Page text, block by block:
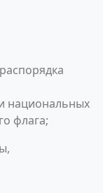
национальных
флага;